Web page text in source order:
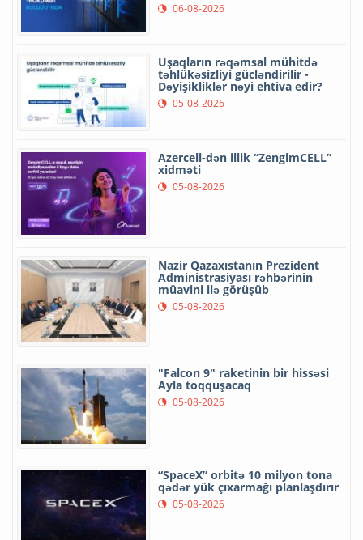
06-08-2026
Uşaqların rəqəmsal mühitdə
təhlükəsizliyi gücləndirilir -
Dəyişikliklər nəyi ehtiva edir?
05-08-2026
Azercell-dən illik “ZengimCELL”
xidməti
05-08-2026
Nazir Qazaxıstanın Prezident
Administrasiyası rəhbərinin
müavini ilə görüşüb
05-08-2026
"Falcon 9" raketinin bir hissəsi
Ayla toqquşacaq
05-08-2026
“SpaceX” orbitə 10 milyon tona
qədər yük çıxarmağı planlaşdırır
05-08-2026